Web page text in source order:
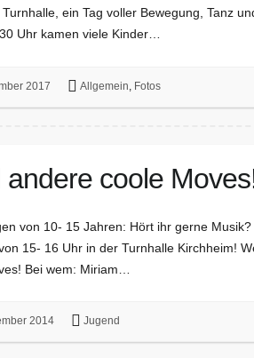
ein Tag voller Bewegung, Tanz
Uhr kamen viele Kinder…
2017 Allgemein, Fotos
coole
von 10- 15 Jahren: Hört ihr gerne
15- 16 Uhr in der Turnhalle Kirchheim!
Bei wem: Miriam…
2014 Jugend